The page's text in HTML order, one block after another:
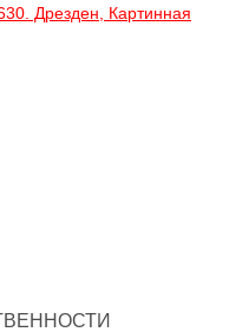
Дрезден, Картинная